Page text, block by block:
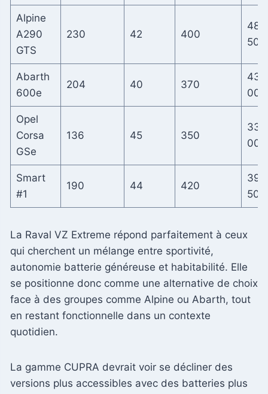
Alpine
A290
GTS
230 42 400
48
500
Abarth
600e
204 40 370
43
000
Opel
Corsa
GSe
136 45 350
33
000
Smart
#1
190 44 420
39
500
La Raval VZ Extreme répond parfaitement à ceux
qui cherchent un mélange entre sportivité,
autonomie batterie généreuse et habitabilité. Elle
se positionne donc comme une alternative de choix
face à des groupes comme Alpine ou Abarth, tout
en restant fonctionnelle dans un contexte
quotidien.
La gamme CUPRA devrait voir se décliner des
versions plus accessibles avec des batteries plus